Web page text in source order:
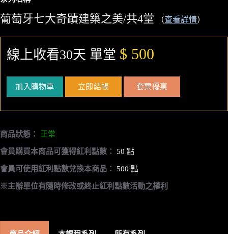
葡萄牙七大奇蹟建築之美/共4堂 （查看詳情）
線上收看30天 單堂 $ 500
加入購物車 立即結帳 套票優惠
商品狀態： 正常
會員購買本商品可獲得紅利點數： 50 點
會員可使用紅利點數兌換本商品： 500 點
※主辦單位有隨時修改或終止紅利點數活動之權利